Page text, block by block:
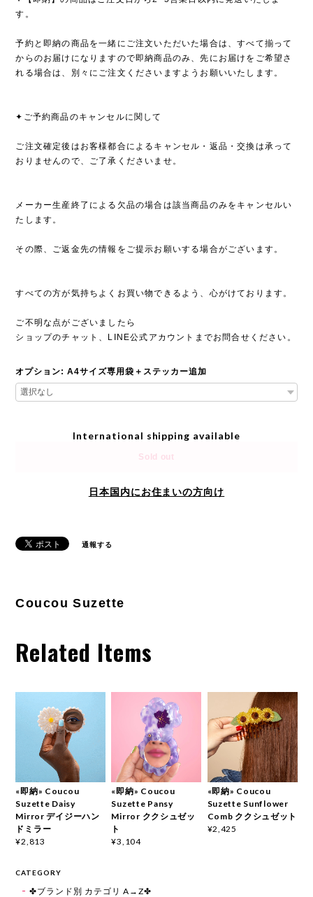
す。
予約と即納の商品を一緒にご注文いただいた場合は、すべて揃って
からのお届けになりますので即納商品のみ、先にお届けをご希望さ
れる場合は、別々にご注文くださいますようお願いいたします。
✦ご予約商品のキャンセルに関して
ご注文確定後はお客様都合によるキャンセル・返品・交換は承って
おりませんので、ご了承くださいませ。
メーカー生産終了による欠品の場合は該当商品のみをキャンセルい
たします。
その際、ご返金先の情報をご提示お願いする場合がございます。
すべての方が気持ちよくお買い物できるよう、心がけております。
ご不明な点がございましたら
ショップのチャット、LINE公式アカウントまでお問合せください。
オプション: A4サイズ専用袋＋ステッカー追加
International shipping available
Sold out
日本国内にお住まいの方向け
通報する
Coucou Suzette
Related Items
«即納» Coucou
Suzette Daisy
Mirror デイジーハン
ドミラー
¥2,813
«即納» Coucou
Suzette Pansy
Mirror ククシュゼッ
ト
¥3,104
«即納» Coucou
Suzette Sunflower
Comb ククシュゼット
¥2,425
CATEGORY
✤ブランド別 カテゴリ A→Z✤